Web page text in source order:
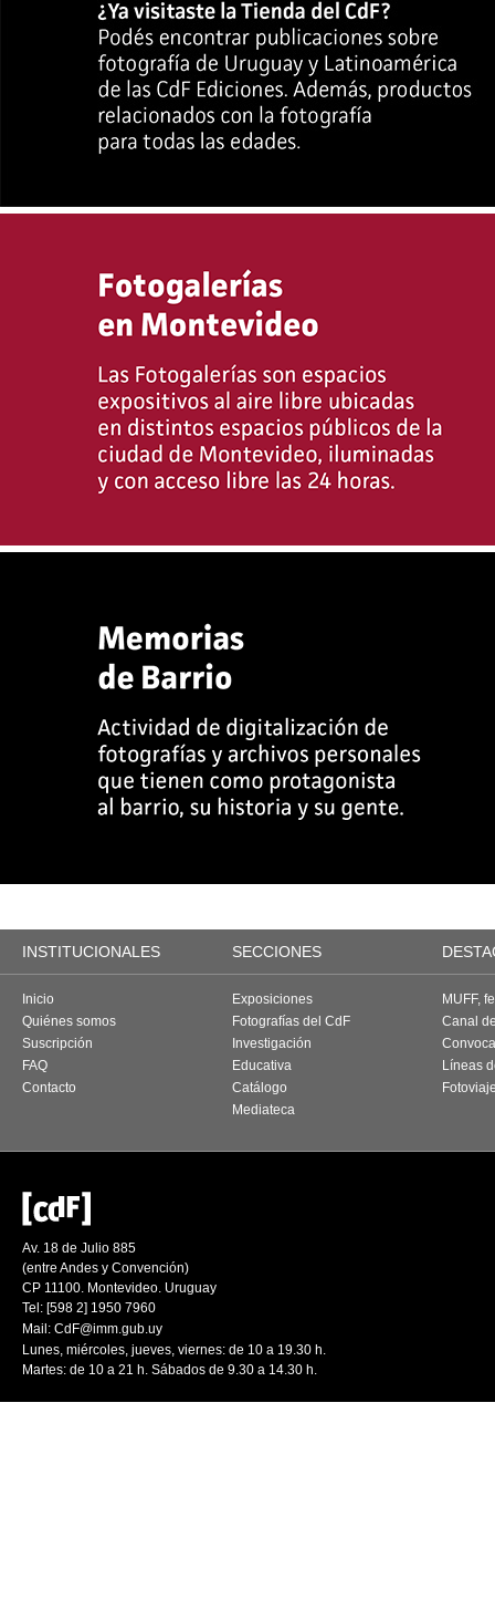
INSTITUCIONALES SECCIONES
Inicio
Quiénes somos
Suscripción
FAQ
Contacto
Exposiciones
Fotografías del CdF
Investigación
Educativa
Catálogo
Mediateca
MUFF,
Canal
Líneas
Av. 18 de Julio 885
(entre Andes y Convención)
CP 11100. Montevideo. Uruguay
Tel: [598 2] 1950 7960
Mail: CdF@imm.gub.uy
Lunes, miércoles, jueves, viernes: de 10 a 19.30 h.
Martes: de 10 a 21 h. Sábados de 9.30 a 14.30 h.